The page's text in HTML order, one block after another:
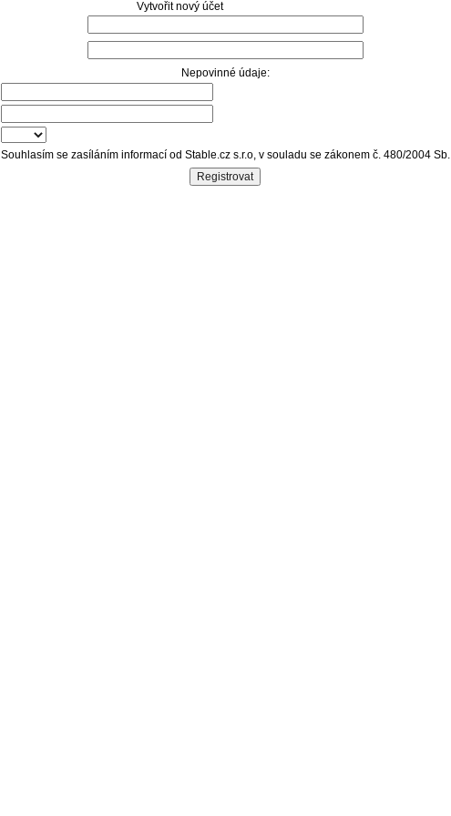
Vytvořit nový účet
Nepovinné údaje:
Souhlasím se zasíláním informací od Stable.cz s.r.o, v souladu se zákonem č. 480/2004 Sb.